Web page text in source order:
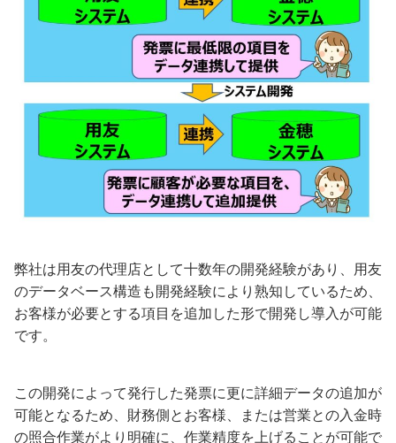
弊社は用友の代理店として十数年の開発経験があり、用友
のデータベース構造も開発経験により熟知しているため、
お客様が必要とする項目を追加した形で開発し導入が可能
です。
この開発によって発行した発票に更に詳細データの追加が
可能となるため、財務側とお客様、または営業との入金時
の照合作業がより明確に、作業精度を上げることが可能で